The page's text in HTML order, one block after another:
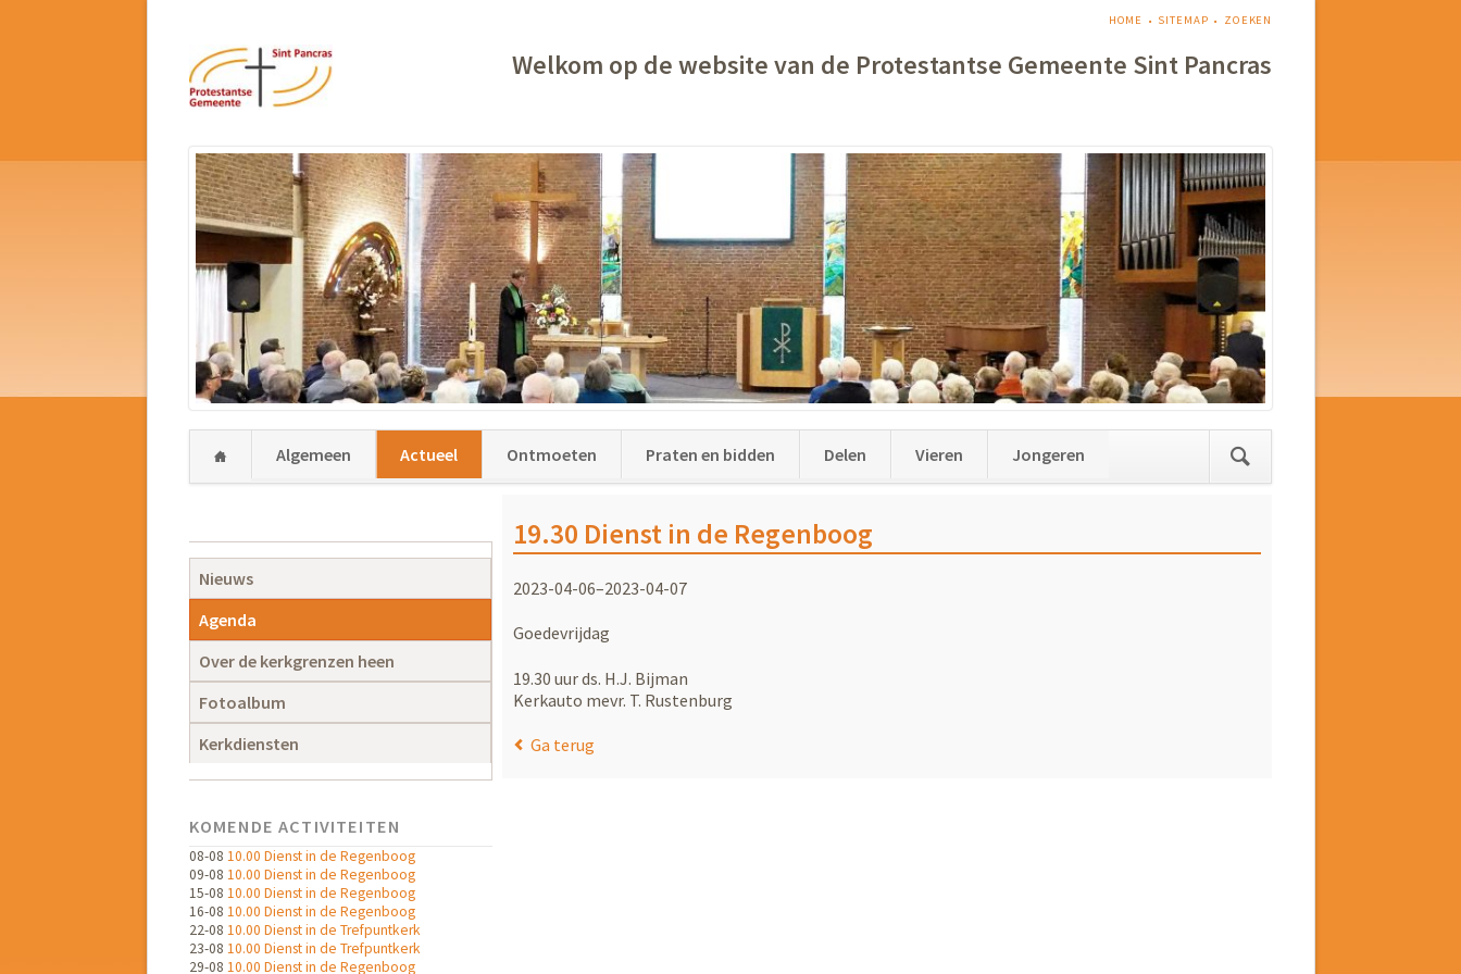
NAVIGATIE
HOME SITEMAP ZOEKEN
Welkom op de website van de Protestantse Gemeente Sint Pancras
NavigatieAlgemeen Actueel Ontmoeten Praten en bidden Delen Vieren
Jongeren
19.30 Dienst in de Regenboog
2023-04-06–2023-04-07
Goedevrijdag
19.30 uur ds. H.J. Bijman
Kerkauto mevr. T. Rustenburg
Ga terug
Navigatie
overslaan
Nieuws
Agenda
Over de kerkgrenzen heen
Fotoalbum
Kerkdiensten
KOMENDE ACTIVITEITEN
08-08 10.00 Dienst in de Regenboog
09-08 10.00 Dienst in de Regenboog
15-08 10.00 Dienst in de Regenboog
16-08 10.00 Dienst in de Regenboog
22-08 10.00 Dienst in de Trefpuntkerk
23-08 10.00 Dienst in de Trefpuntkerk
29-08 10.00 Dienst in de Regenboog